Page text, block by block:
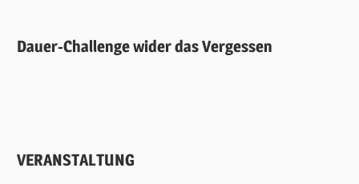
Dauer-Challenge wider das Vergessen
VERANSTALTUNG